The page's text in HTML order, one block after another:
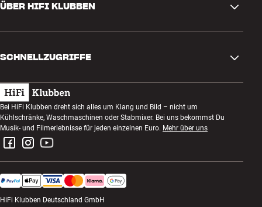
Rückgabe und Reklamation
Bestellung widerrufen
AGB
Datenschutzerklärung
Impressum
ÜBER HIFI KLUBBEN
Kundenklub
Abend zum Zuhören
Wettbewerbe
Jobs bei HiFi Klubben
SCHNELLZUGRIFFE
Geschenkkarte
Bauen mit Klang
Montage und Installation
Rückgabe von Elektroschrott
Produktbewertungen
Bei HiFi Klubben dreht sich alles um Klang und Bild – nicht um
Kühlschränke, Waschmaschinen oder Stabmixer. Bei uns bekommst Du
Musik- und Filmerlebnisse für jeden einzelnen Euro. Mehr über uns
HiFi Klubben Deutschland GmbH